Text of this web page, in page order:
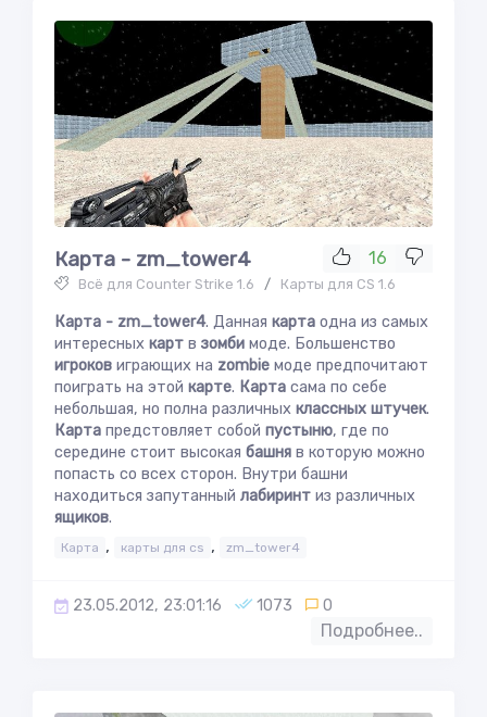
16
Карта - zm_tower4
Всё для Counter Strike 1.6 / Карты для CS 1.6
Карта - zm_tower4. Данная карта одна из самых
интересных карт в зомби моде. Большенство
игроков играющих на zombie моде предпочитают
поиграть на этой карте. Карта сама по себе
небольшая, но полна различных классных штучек.
Карта предстовляет собой пустыню, где по
середине стоит высокая башня в которую можно
попасть со всех сторон. Внутри башни
находиться запутанный лабиринт из различных
ящиков.
Карта , карты для cs , zm_tower4
23.05.2012, 23:01:16 1073 0
Подробнее..